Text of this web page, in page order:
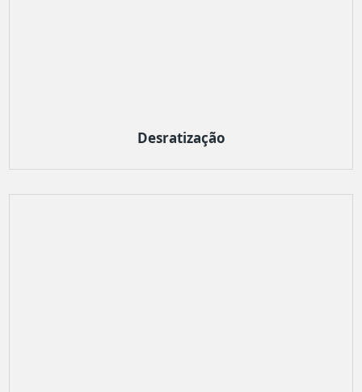
Desratização